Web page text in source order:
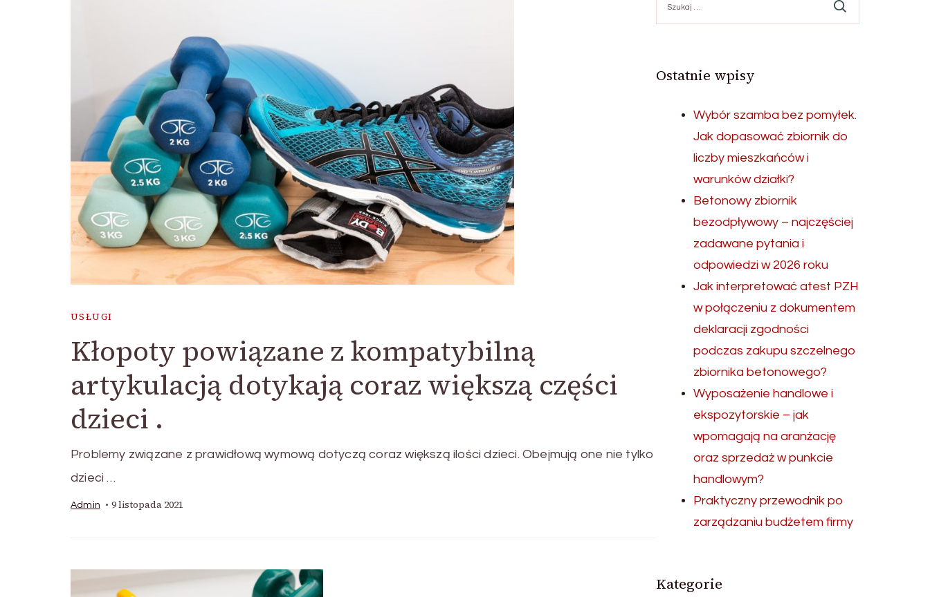
USŁUGI
Kłopoty powiązane z kompatybilną
artykulacją dotykają coraz większą części
dzieci .
Problemy związane z prawidłową wymową dotyczą coraz większą ilości dzieci. Obejmują one nie tylko
dzieci …
Admin 9 listopada 2021
Ostatnie wpisy
Wybór szamba bez pomyłek.
Jak dopasować zbiornik do
liczby mieszkańców i
warunków działki?
Betonowy zbiornik
bezodpływowy – najczęściej
zadawane pytania i
odpowiedzi w 2026 roku
Jak interpretować atest PZH
w połączeniu z dokumentem
deklaracji zgodności
podczas zakupu szczelnego
zbiornika betonowego?
Wyposażenie handlowe i
ekspozytorskie – jak
wpomagają na aranżację
oraz sprzedaż w punkcie
handlowym?
Praktyczny przewodnik po
zarządzaniu budżetem firmy
Kategorie